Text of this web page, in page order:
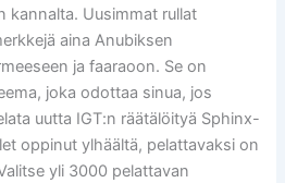
kannalta. Uusimmat rullat
aina Anubiksen
ja faaraoon. Se on
joka odottaa sinua, jos
uutta IGT:n räätälöityä Sphinx-
oppinut ylhäältä, pelattavaksi on
yli 3000 pelattavan